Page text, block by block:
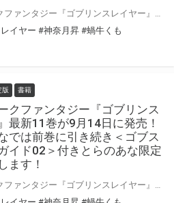
イヤー #神奈月昇 #蝸牛くも
版 書籍
クファンタジー『ゴブリンス
最新11巻が9月14日に発売！
では前巻に引き続き＜ゴブス
イド02＞付きとらのあな限定
ます！